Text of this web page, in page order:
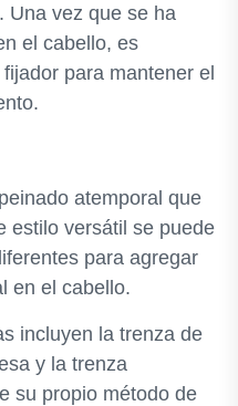
Una vez que se ha
el cabello, es
para mantener el
atemporal que
estilo versátil se puede
para agregar
en el cabello.
incluyen la trenza de
y la trenza
su propio método de